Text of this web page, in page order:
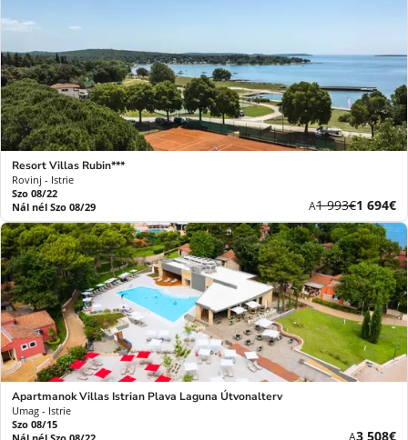
Resort Villas Rubin***
Rovinj - Istrie
Szo 08/22
Nál nél Szo 08/29
AKorábbi
díj
1 993€Új
ár
1 694€
Apartmanok Villas Istrian Plava Laguna Útvonalterv
Umag - Istrie
Szo 08/15
AÚj
3 508€